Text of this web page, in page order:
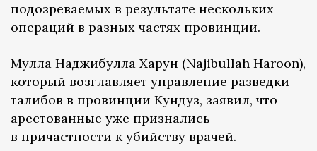
подозреваемых в результате нескольких
операций в разных частях провинции.
Мулла Наджибулла Харун (Najibullah Haroon),
который возглавляет управление разведки
талибов в провинции Кундуз, заявил, что
арестованные уже признались
в причастности к убийству врачей.